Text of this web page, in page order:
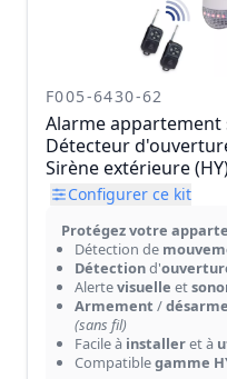
F005-6430-62
Alarme appartement
Détecteur
Sirène extérieure
Configurer ce kit
Protégez votre
Détection de
Détectiond'
Alertevisuelle et
Armement /
(sans fil)
Facile à installeret à
Compatiblegamme